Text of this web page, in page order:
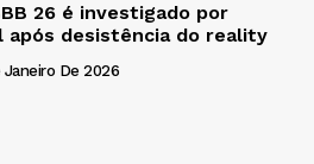
26 é investigado por
após desistência do reality
Janeiro De 2026